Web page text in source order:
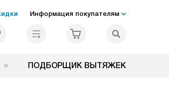
Информация покупателям
ПОДБОРЩИК ВЫТЯЖЕК